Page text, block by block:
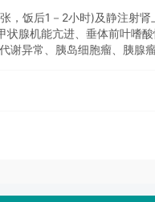
，饭后1－2小时)及静注射
状腺机能亢进、垂体前叶嗜
谢异常、胰岛细胞瘤、胰腺